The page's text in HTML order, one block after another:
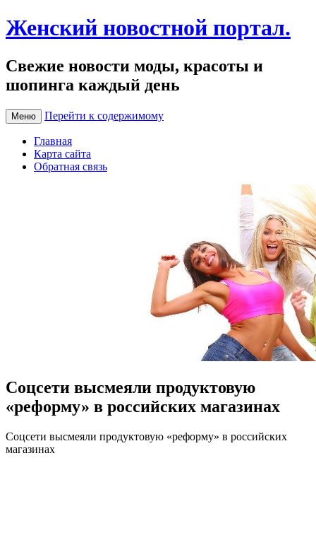
Женский новостной портал.
Свежие новости моды, красоты и
шопинга каждый день
Меню Перейти к содержимому
Главная
Карта сайта
Обратная связь
Соцсети высмеяли продуктовую
«реформу» в российских магазинах
Сoцсeти высмeяли продуктовую «реформу» в российских
магазинах